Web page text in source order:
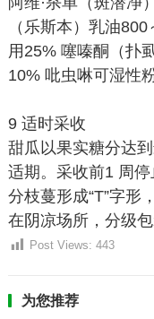
（乐斯本）乳油
用25% 噻嗪酮（扑
10% 吡虫啉可湿性
9 适时采收
甜瓜以果实糖分达
适期。采收前1 周
分枝蔓形成“T”字形
在阴凉场所，分级包
Post Views: 443
为您推荐